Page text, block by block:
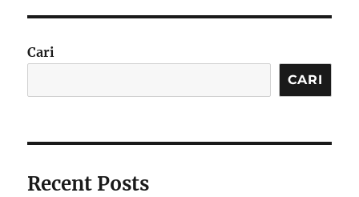
Cari
CARI
Recent Posts